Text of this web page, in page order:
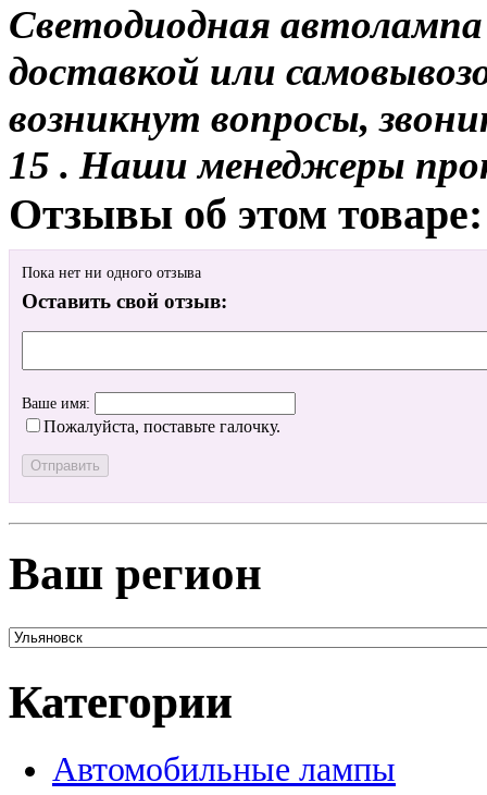
Светодиодная
доставкой или
возникнут вопросы,
15 . Наши менеджеры
Отзывы об этом товаре:
Пока нет ни одного отзыва
Оставить свой отзыв:
Ваше имя:
Пожалуйста, поставьте галочку.
Ваш регион
Категории
Автомобильные лампы